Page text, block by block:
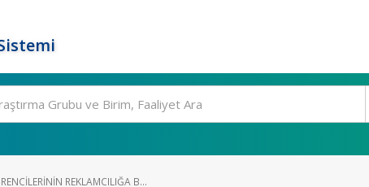
REKLAMCILIĞA B...